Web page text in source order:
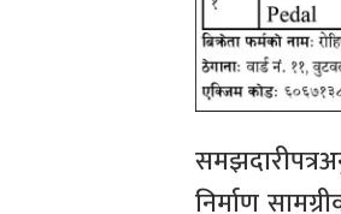
निर्माण